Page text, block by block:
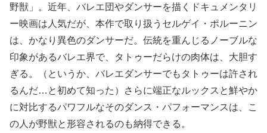
野獣」。近年、バレエ団やダンサーを描くドキュメンタリ
ー映画は人気だが、本作で取り扱うセルゲイ・ポルーニン
は、かなり異色のダンサーだ。伝統を重んじるノーブルな
印象があるバレエ界で、タトゥーだらけの肉体は、大胆す
ぎる。（というか、バレエダンサーでもタトゥーは許され
るんだ…と初めて知った）さらに端正なルックスと鮮やか
に対比するパワフルなそのダンス・パフォーマンスは、こ
の人が野獣と形容されるのも納得できる。